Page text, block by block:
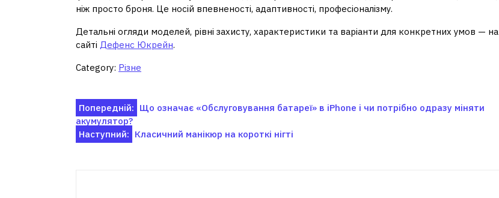
ніж просто броня. Це носій впевненості, адаптивності, професіоналізму.
Детальні огляди моделей, рівні захисту, характеристики та варіанти для конкретних умов — на
сайті Дефенс Юкрейн.
Category: Різне
Навігація
записів
Попередній: Що означає «Обслуговування батареї» в iPhone і чи потрібно одразу міняти
акумулятор?
Наступний: Класичний манікюр на короткі нігті